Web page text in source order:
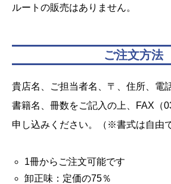
ルートの販売はありません。
ご注文方法
貴店名、ご担当者名、〒、住所、電
書籍名、冊数をご記入の上、FAX（
申し込みください。（※書式は自由
1冊からご注文可能です
卸正味：定価の75％